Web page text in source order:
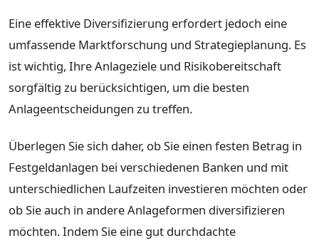
Eine effektive Diversifizierung erfordert jedoch eine
umfassende Marktforschung und Strategieplanung. Es
ist wichtig, Ihre Anlageziele und Risikobereitschaft
sorgfältig zu berücksichtigen, um die besten
Anlageentscheidungen zu treffen.
Überlegen Sie sich daher, ob Sie einen festen Betrag in
Festgeldanlagen bei verschiedenen Banken und mit
unterschiedlichen Laufzeiten investieren möchten oder
ob Sie auch in andere Anlageformen diversifizieren
möchten. Indem Sie eine gut durchdachte